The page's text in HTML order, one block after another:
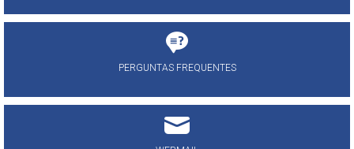
PERGUNTAS FREQUENTES